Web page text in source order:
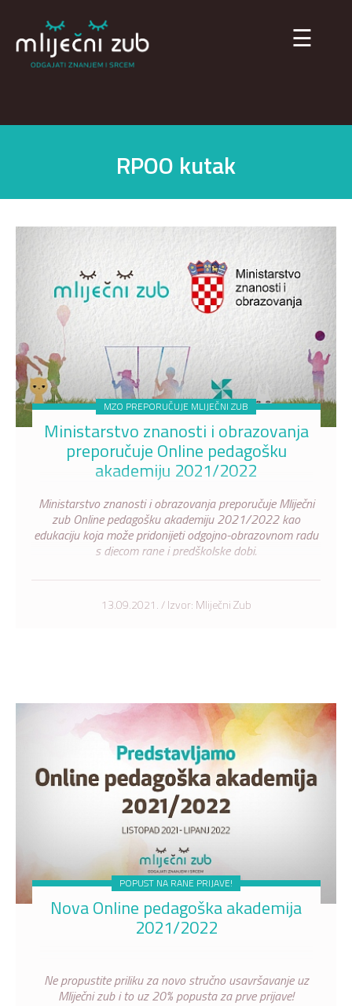
×
☰
RPOO kutak
MZO PREPORUČUJE MLIJEČNI ZUB
Ministarstvo znanosti i obrazovanja
preporučuje Online pedagošku
akademiju 2021/2022
Ministarstvo znanosti i obrazovanja preporučuje Mliječni
zub Online pedagošku akademiju 2021/2022 kao
edukaciju koja može pridonijeti odgojno-obrazovnom radu
s djecom rane i predškolske dobi.
13.09.2021. / Izvor: Mliječni Zub
POPUST NA RANE PRIJAVE!
Nova Online pedagoška akademija
2021/2022
Ne propustite priliku za novo stručno usavršavanje uz
Mliječni zub i to uz 20% popusta za prve prijave!